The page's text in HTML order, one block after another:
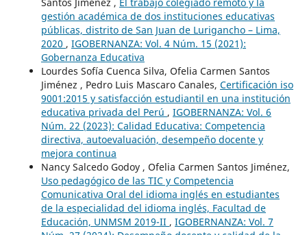
gestión académica de dos instituciones educativas
públicas, distrito de San Juan de Lurigancho – Lima,
2020 , IGOBERNANZA: Vol. 4 Núm. 15 (2021):
Gobernanza Educativa
Lourdes Sofía Cuenca Silva, Ofelia Carmen Santos
Jiménez , Pedro Luis Mascaro Canales, Certificación iso
9001:2015 y satisfacción estudiantil en una institución
educativa privada del Perú , IGOBERNANZA: Vol. 6
Núm. 22 (2023): Calidad Educativa: Competencia
directiva, autoevaluación, desempeño docente y
mejora continua
Nancy Salcedo Godoy , Ofelia Carmen Santos Jiménez,
Uso pedagógico de las TIC y Competencia
Comunicativa Oral del idioma inglés en estudiantes
de la especialidad del idioma inglés, Facultad de
Educación, UNMSM 2019-II , IGOBERNANZA: Vol. 7